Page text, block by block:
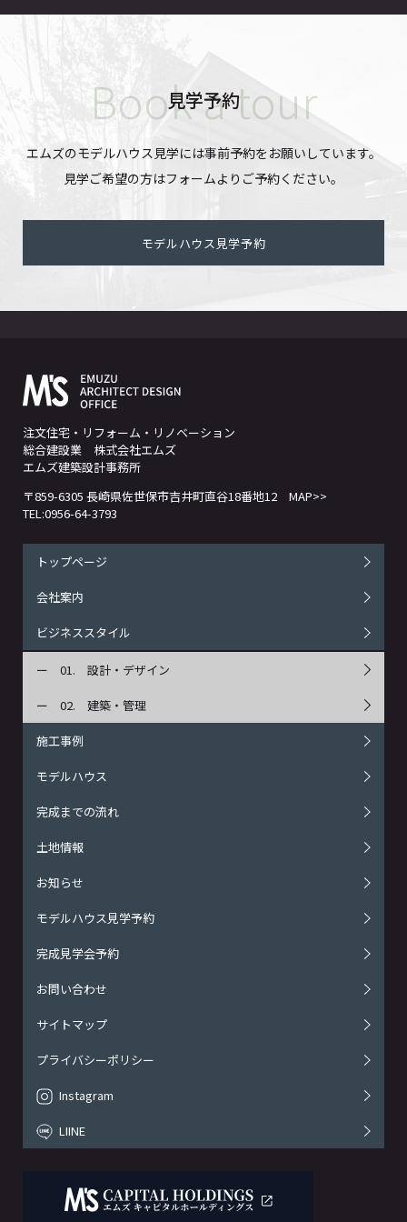
見学予約
エムズのモデルハウス見学には事前予約をお願いしています。
見学ご希望の方はフォームよりご予約ください。
モデルハウス見学予約
注文住宅・リフォーム・リノベーション
総合建設業 株式会社エムズ
エムズ建築設計事務所
〒859-6305 長崎県佐世保市吉井町直谷18番地12 MAP>>
TEL:0956-64-3793
トップページ
会社案内
ビジネススタイル
設計・デザイン
建築・管理
施工事例
モデルハウス
完成までの流れ
土地情報
お知らせ
モデルハウス見学予約
完成見学会予約
お問い合わせ
サイトマップ
プライバシーポリシー
Instagram
LIINE